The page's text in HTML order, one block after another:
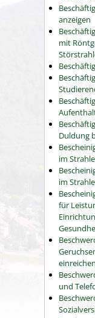
anzeigen
mit
Duldung
im
im
für
einreichen
und